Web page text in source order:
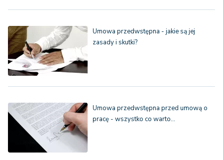
Umowa przedwstępna - jakie są jej
zasady i skutki?
Umowa przedwstępna przed umową o
pracę - wszystko co warto…